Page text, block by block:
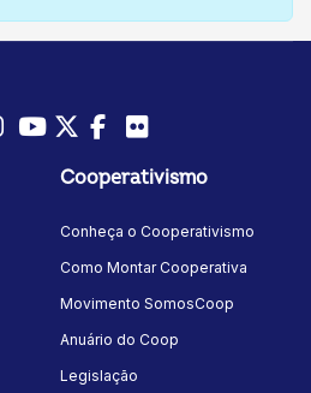
Instagram
YoutubeTwitter/X
Facebook
Cooperativismo
Conheça o Cooperativismo
Como Montar Cooperativa
Movimento SomosCoop
Anuário do Coop
Legislação